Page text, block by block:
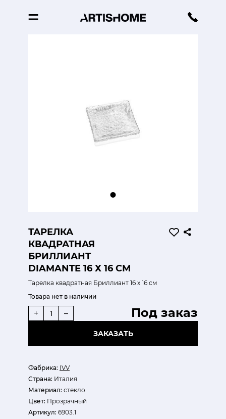
ТАРЕЛКА
КВАДРАТНАЯ
БРИЛЛИАНТ
DIAMANTE 16 Х 16 СМ
Тарелка квадратная Бриллиант 16 х 16 см
Фабрика: IVV
Страна: Италия
Материал: стекло
Цвет: Прозрачный
Артикул: 6903.1
Товара нет в наличии
Под заказ
+ –
ЗАКАЗАТЬ